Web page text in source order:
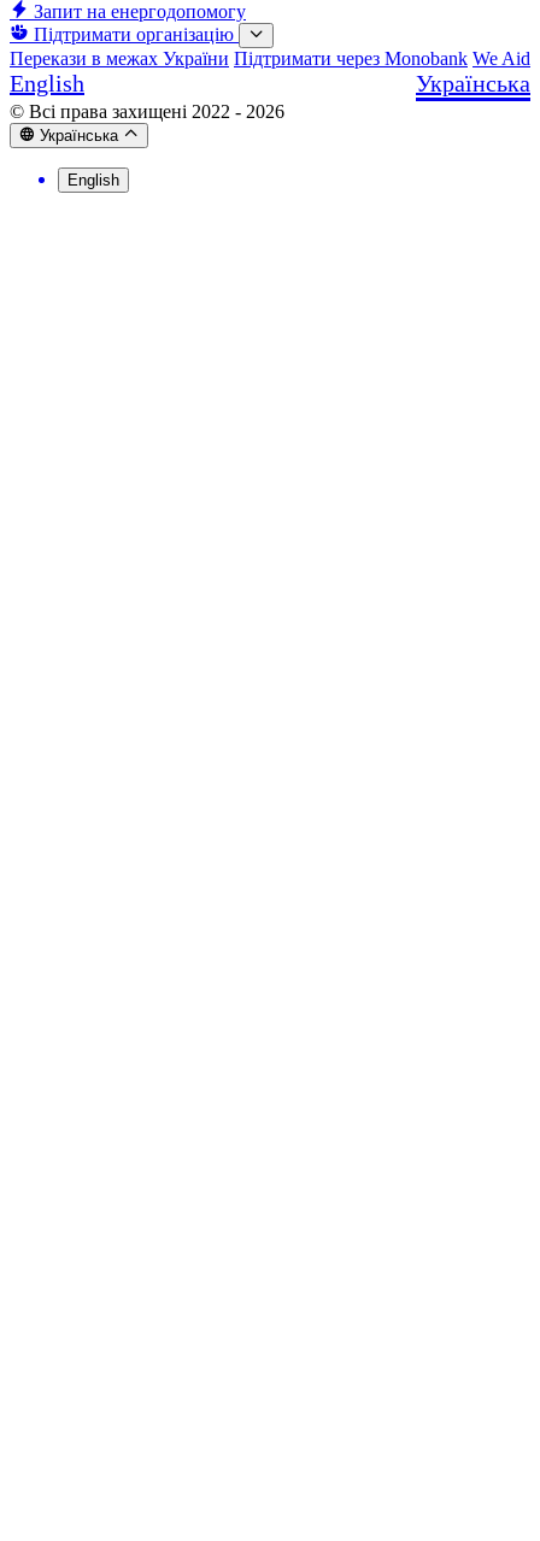
Запит на енергодопомогу
Підтримати організацію
Перекази в межах України Підтримати через Monobank We Aid
English Українська
© Всі права захищені 2022 - 2026
Українська
English